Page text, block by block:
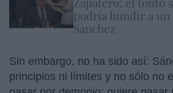
podría hundir a un
Sánchez
Sin embargo, no ha sido así:
principios ni límites y no sólo no